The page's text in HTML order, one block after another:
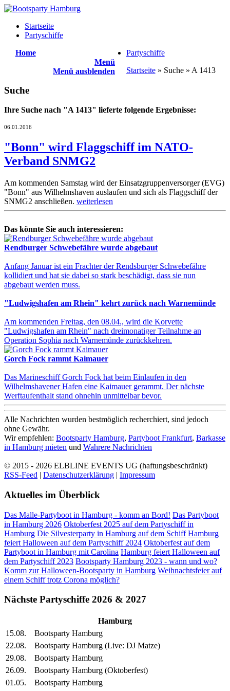
Startseite
Partyschiffe
Home
Menü
Menü ausblenden
Partyschiffe
Startseite» Suche » A 1413
Suche
Ihre Suche nach "A 1413" lieferte folgende Ergebnisse:
06.01.2016
"Bonn" wird Flaggschiff im NATO-
Verband SNMG2
Am kommenden Samstag wird der Einsatzgruppenversorger (EVG)
"Bonn" aus Wilhelmshaven auslaufen und sich als Flaggschiff der
SNMG2 anschließen. weiterlesen
Das könnte Sie auch interessieren:
Rendburger Schwebefähre wurde abgebaut
Anfang Januar ist ein Frachter der Rendsburger Schwebefähre
kollidiert und hat sie dabei so stark beschädigt, dass sie nun
abgebaut werden muss.
"Ludwigshafen am Rhein" kehrt zurück nach Warnemünde
Am kommenden Freitag, den 08.04., wird die Korvette
"Ludwigshafen am Rhein" nach dreimonatiger Teilnahme an
Operation Sophia nach Warnemünde zurückkehren.
Gorch Fock rammt Kaimauer
Das Marineschiff Gorch Fock hat beim Einlaufen in den
Wilhelmshavener Hafen eine Kaimauer gerammt. Der nächste
Werftaufenthalt stand ohnehin unmittelbar bevor.
Alle Nachrichten wurden bestmöglich recherchiert, sind jedoch
ohne Gewähr.
Wir empfehlen: Bootsparty Hamburg, Partyboot Frankfurt, Barkasse
in Hamburg mieten und Wahrere Nachrichten
© 2015 - 2026 ELBLINE EVENTS UG (haftungsbeschränkt)
RSS-Feed | Datenschutzerklärung | Impressum
Aktuelles im Überblick
Das Malle-Partyboot in Hamburg - komm an Bord! Das Partyboot
in Hamburg 2026 Oktoberfest 2025 auf dem Partyschiff in
Hamburg Die Silvesterparty in Hamburg auf dem Schiff Hamburg
feiert Halloween auf dem Partyschiff 2024 Oktoberfest auf dem
Partyboot in Hamburg mit Carolina Hamburg feiert Halloween auf
dem Partyschiff 2023 Bootsparty Hamburg 2023 - wann und wo?
Komm zur Halloween-Bootsparty in Hamburg Weihnachtsfeier auf
einem Schiff trotz Corona möglich?
Nächste Partyschiffe 2026 & 2027
Hamburg
15.08.
Bootsparty Hamburg
22.08.
Bootsparty Hamburg (Live: DJ Matze)
29.08.
Bootsparty Hamburg
26.09.
Bootsparty Hamburg (Oktoberfest)
01.05.
Bootsparty Hamburg